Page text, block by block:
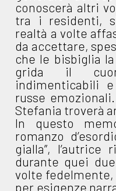
conoscerà altri
tra i residenti,
realtà a volte
da accettare,
che le bisbiglia
grida il
indimenticabili
russe
Stefania troverà
In questo
romanzo
gialla”, l’autrice
durante quei
volte fedelmente,
per esigenze